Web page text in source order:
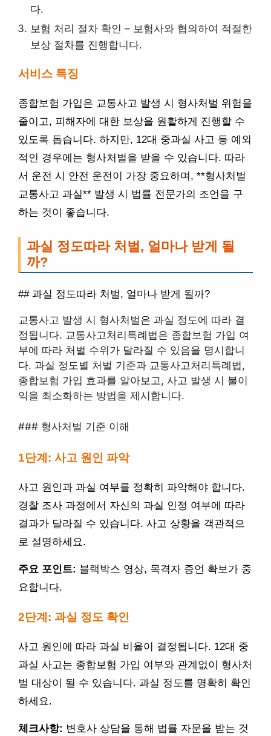
다.
보험 처리 절차 확인 – 보험사와 협의하여 적절한
보상 절차를 진행합니다.
서비스 특징
종합보험 가입은 교통사고 발생 시 형사처벌 위험을
줄이고, 피해자에 대한 보상을 원활하게 진행할 수
있도록 돕습니다. 하지만, 12대 중과실 사고 등 예외
적인 경우에는 형사처벌을 받을 수 있습니다. 따라
서 운전 시 안전 운전이 가장 중요하며, **형사처벌
교통사고 과실** 발생 시 법률 전문가의 조언을 구
하는 것이 좋습니다.
과실 정도따라 처벌, 얼마나 받게 될
까?
## 과실 정도따라 처벌, 얼마나 받게 될까?
교통사고 발생 시 형사처벌은 과실 정도에 따라 결
정됩니다. 교통사고처리특례법은 종합보험 가입 여
부에 따라 처벌 수위가 달라질 수 있음을 명시합니
다. 과실 정도별 처벌 기준과 교통사고처리특례법,
종합보험 가입 효과를 알아보고, 사고 발생 시 불이
익을 최소화하는 방법을 제시합니다.
### 형사처벌 기준 이해
1단계: 사고 원인 파악
사고 원인과 과실 여부를 정확히 파악해야 합니다.
경찰 조사 과정에서 자신의 과실 인정 여부에 따라
결과가 달라질 수 있습니다. 사고 상황을 객관적으
로 설명하세요.
주요 포인트: 블랙박스 영상, 목격자 증언 확보가 중
요합니다.
2단계: 과실 정도 확인
사고 원인에 따라 과실 비율이 결정됩니다. 12대 중
과실 사고는 종합보험 가입 여부와 관계없이 형사처
벌 대상이 될 수 있습니다. 과실 정도를 명확히 확인
하세요.
체크사항: 변호사 상담을 통해 법률 자문을 받는 것